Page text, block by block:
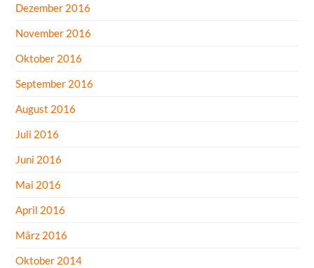
Dezember 2016
November 2016
Oktober 2016
September 2016
August 2016
Juli 2016
Juni 2016
Mai 2016
April 2016
März 2016
Oktober 2014